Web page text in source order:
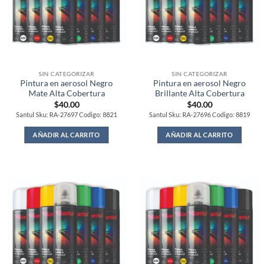
SIN CATEGORIZAR
Pintura en aerosol Negro
Mate Alta Cobertura
$40.00
Santul Sku: RA-27697 Codigo: 8821
AÑADIR AL CARRITO
SIN CATEGORIZAR
Pintura en aerosol Negro
Brillante Alta Cobertura
$40.00
Santul Sku: RA-27696 Codigo: 8819
AÑADIR AL CARRITO